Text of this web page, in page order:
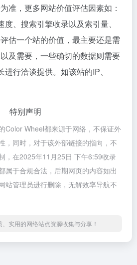
准，更多网站价值评估因素如：
、搜索引擎收录以及索引量、
估一个站的价值，最主要还是需
及需要，一些确切的数据则需要
行洽谈提供。如该站的IP、
特别声明
Color Wheel都来源于网络，不保证外
，同时，对于该外部链接的指向，不
，在2025年11月25日 下午6:59收录
属于合规合法，后期网页的内容如出
站管理员进行删除，无解效率导航不
实用的网络站点资源收集与分享！